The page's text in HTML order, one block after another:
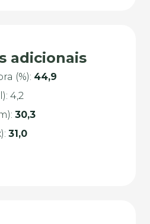
adicionais
(%): 44,9
4,2
30,3
31,0